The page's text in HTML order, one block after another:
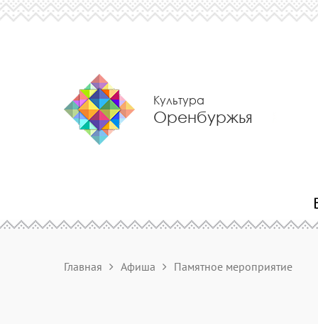
Культура
Оренбуржья
Главная Афиша Памятное мероприятие